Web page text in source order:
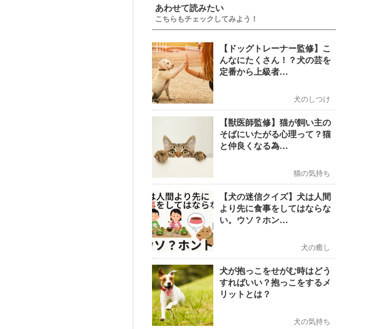
あわせて読みたい
こちらもチェックしてみよう！
【ドッグトレーナー監修】こ
んなにたくさん！？犬の芸を
定番から上級者…
犬のしつけ
【獣医師監修】猫が飼い主の
そばにいたがる心理って？猫
と仲良くなる為…
猫の気持ち
【犬の迷信クイズ】犬は人間
より先に食事をしてはならな
い。ウソ？ホン…
犬の癒し
犬が抱っこをせがむ時はどう
すればいい？抱っこをするメ
リットとは？
犬の気持ち